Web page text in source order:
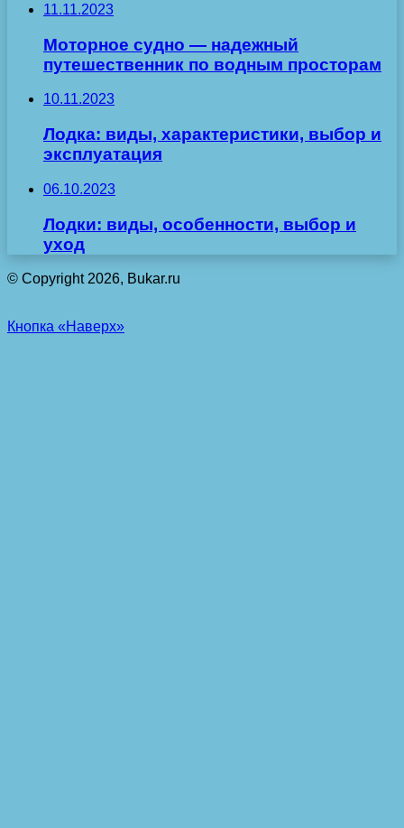
11.11.2023
Моторное судно — надежный
путешественник по водным просторам
10.11.2023
Лодка: виды, характеристики, выбор и
эксплуатация
06.10.2023
Лодки: виды, особенности, выбор и
уход
© Copyright 2026, Bukar.ru
Кнопка «Наверх»